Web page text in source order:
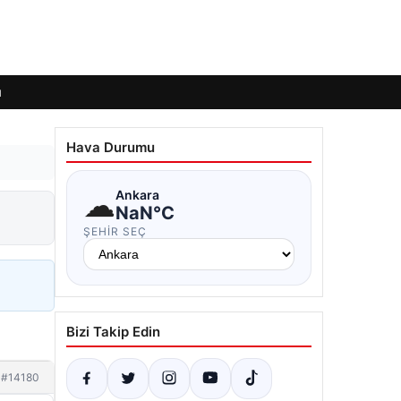
#14180
Hava Durumu
☁Ankara
NaN°C
ŞEHIR SEÇ
Bizi Takip Edin